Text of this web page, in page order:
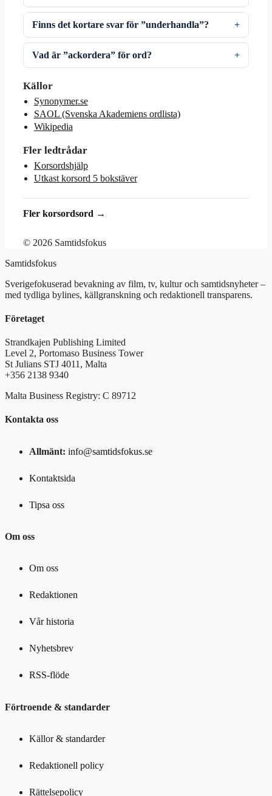
Finns det kortare svar för ”underhandla”?
Vad är ”ackordera” för ord?
Källor
Synonymer.se
SAOL (Svenska Akademiens ordlista)
Wikipedia
Fler ledtrådar
Korsordshjälp
Utkast korsord 5 bokstäver
Fler korsordsord →
© 2026 Samtidsfokus
Samtidsfokus
Sverigefokuserad bevakning av film, tv, kultur och samtidsnyheter –
med tydliga bylines, källgranskning och redaktionell transparens.
Företaget
Strandkajen Publishing Limited
Level 2, Portomaso Business Tower
St Julians STJ 4011, Malta
+356 2138 9340
Malta Business Registry: C 89712
Kontakta oss
Allmänt: info@samtidsfokus.se
Kontaktsida
Tipsa oss
Om oss
Om oss
Redaktionen
Vår historia
Nyhetsbrev
RSS-flöde
Förtroende & standarder
Källor & standarder
Redaktionell policy
Rättelsepolicy